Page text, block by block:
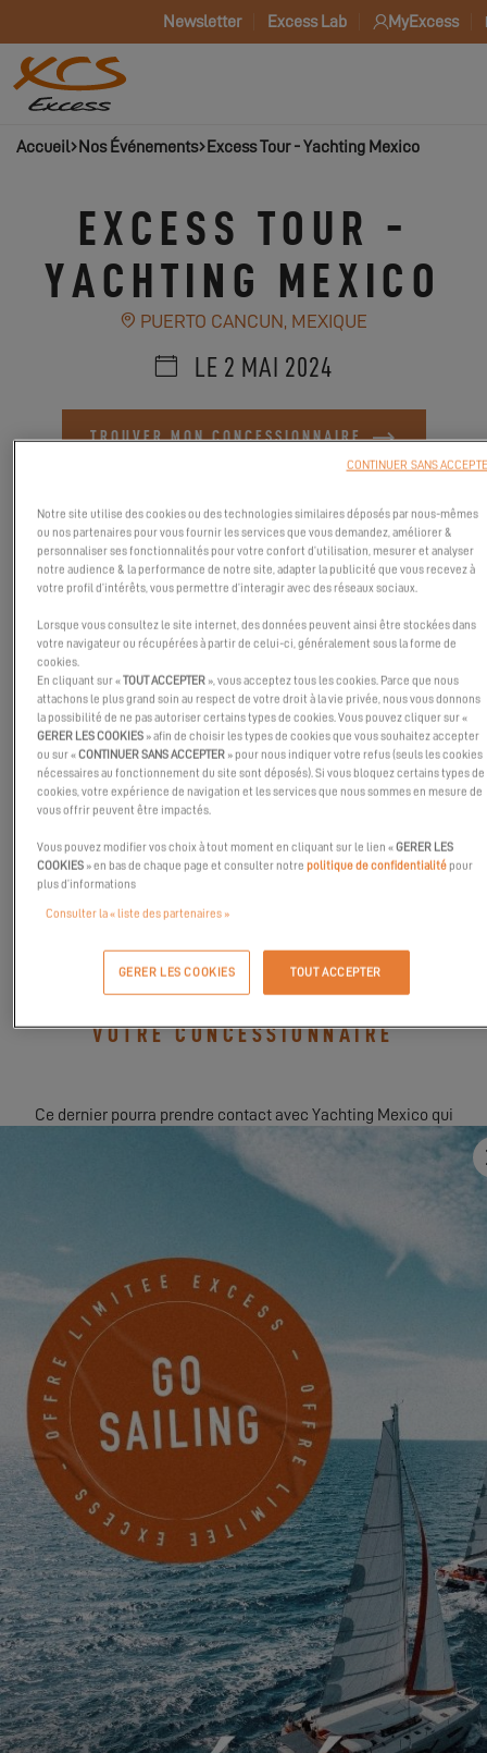
Newsletter Excess Lab MyExcess
Accueil Nos Événements Excess Tour - Yachting Mexico
EXCESS TOUR -
YACHTING MEXICO
PUERTO CANCUN, MEXIQUE
LE 2 MAI 2024
TROUVER MON CONCESSIONNAIRE
Le 02 mai prochain, profitez de la soirée organisée par Yachting
À partir de 18h, le concessionnaire Mexicain vous ouvre ses
portes pour découvrir l’univers de la tribu Excess !
VOTRE CONCESSIONNAIRE
Ce dernier pourra prendre contact avec Yachting Mexico qui
organise l’événement afin de convenir d’un RDV pour vous
accompagner aux Excess Tours
TROUVER MON CONCESSIONNAIRE
DU 22 JUIN 2026 AU 31 AOÛT 2026
GO SAILING AVEC EXCESS CET ÉTÉ !
EXCESS 11- EXCESS 13- EXCESS 14
DU 14 AOÛT 2026 AU 16 AOÛT 2026
Notre site utilise des cookies ou des technologies similaires déposés par nous-mêmes
ou nos partenaires pour vous fournir les services que vous demandez, améliorer &
personnaliser ses fonctionnalités pour votre confort d’utilisation, mesurer et analyser
notre audience & la performance de notre site, adapter la publicité que vous recevez à
votre profil d’intérêts, vous permettre d’interagir avec des réseaux sociaux.
Lorsque vous consultez le site internet, des données peuvent ainsi être stockées dans
votre navigateur ou récupérées à partir de celui-ci, généralement sous la forme de
cookies.
En cliquant sur «TOUT ACCEPTER », vous acceptez tous les cookies. Parce que nous
attachons le plus grand soin au respect de votre droit à la vie privée, nous vous donnons
la possibilité de ne pas autoriser certains types de cookies. Vous pouvez cliquer sur «
GERER LES COOKIES » afin de choisir les types de cookies que vous souhaitez accepter
ou sur «CONTINUER SANS ACCEPTER » pour nous indiquer votre refus (seuls les cookies
nécessaires au fonctionnement du site sont déposés). Si vous bloquez certains types de
cookies, votre expérience de navigation et les services que nous sommes en mesure de
vous offrir peuvent être impactés.
Vous pouvez modifier vos choix à tout moment en cliquant sur le lien «GERER LES
COOKIES » en bas de chaque page et consulter notrepolitique de confidentialitépour
plus d’informations
Consulter la « liste des partenaires »
GERER LES COOKIES TOUT ACCEPTER
CONTINUER SANS